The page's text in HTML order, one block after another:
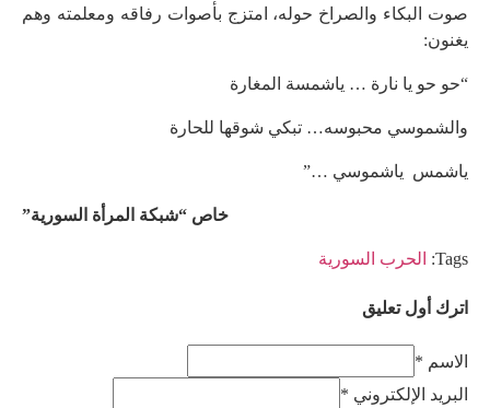
صوت البكاء والصراخ حوله، امتزج بأصوات رفاقه ومعلمته وهم
يغنون:
“حو حو يا نارة … ياشمسة المغارة
والشموسي محبوسه… تبكي شوقها للحارة
ياشمس ياشموسي …”
خاص “شبكة المرأة السورية”
Tags: الحرب السورية
اترك أول تعليق
الاسم *
البريد الإلكتروني *